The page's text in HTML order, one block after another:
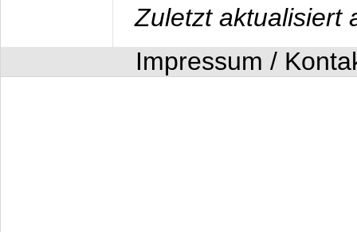
Zuletzt aktualisiert
Impressum /